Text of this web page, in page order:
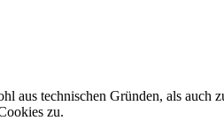
aus technischen Gründen, als auch
zu.